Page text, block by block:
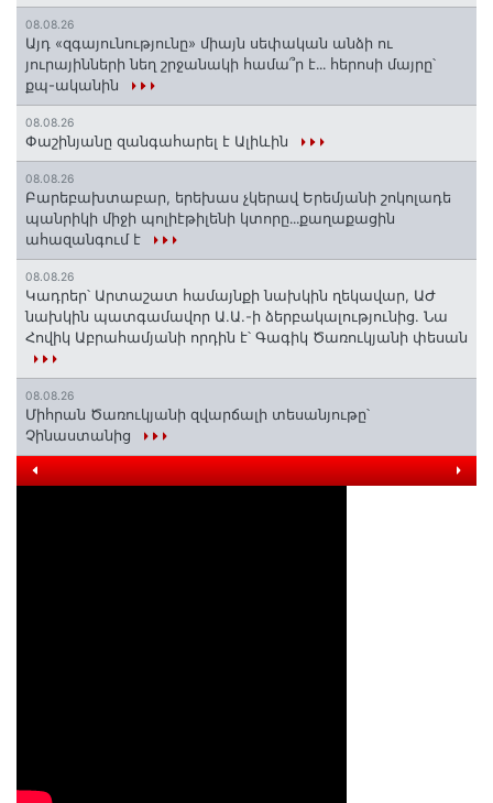
08.08.26
Այդ «զգայունությունը» միայն սեփական անձի ու
յուրայինների նեղ շրջանակի համա՞ր է․․․ հերոսի մայրը՝
քպ-ականին
08.08.26
Փաշինյանը զանգահարել է Ալիևին
08.08.26
Բարեբախտաբար, երեխաս չկերավ Երեմյանի շոկոլադե
պանրիկի միջի պոլիէթիլենի կտորը․․․քաղաքացին
ահազանգում է
08.08.26
Կադրեր՝ Արտաշատ համայնքի նախկին ղեկավար, ԱԺ
նախկին պատգամավոր Ա.Ա.-ի ձերբակալությունից. Նա
Հովիկ Աբրահամյանի որդին է՝ Գագիկ Ծառուկյանի փեսան
08.08.26
Միհրան Ծառուկյանի զվարճալի տեսանյութը՝
Չինաստանից